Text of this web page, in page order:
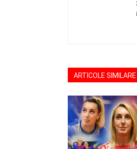
ARTICOLE SIMILARE